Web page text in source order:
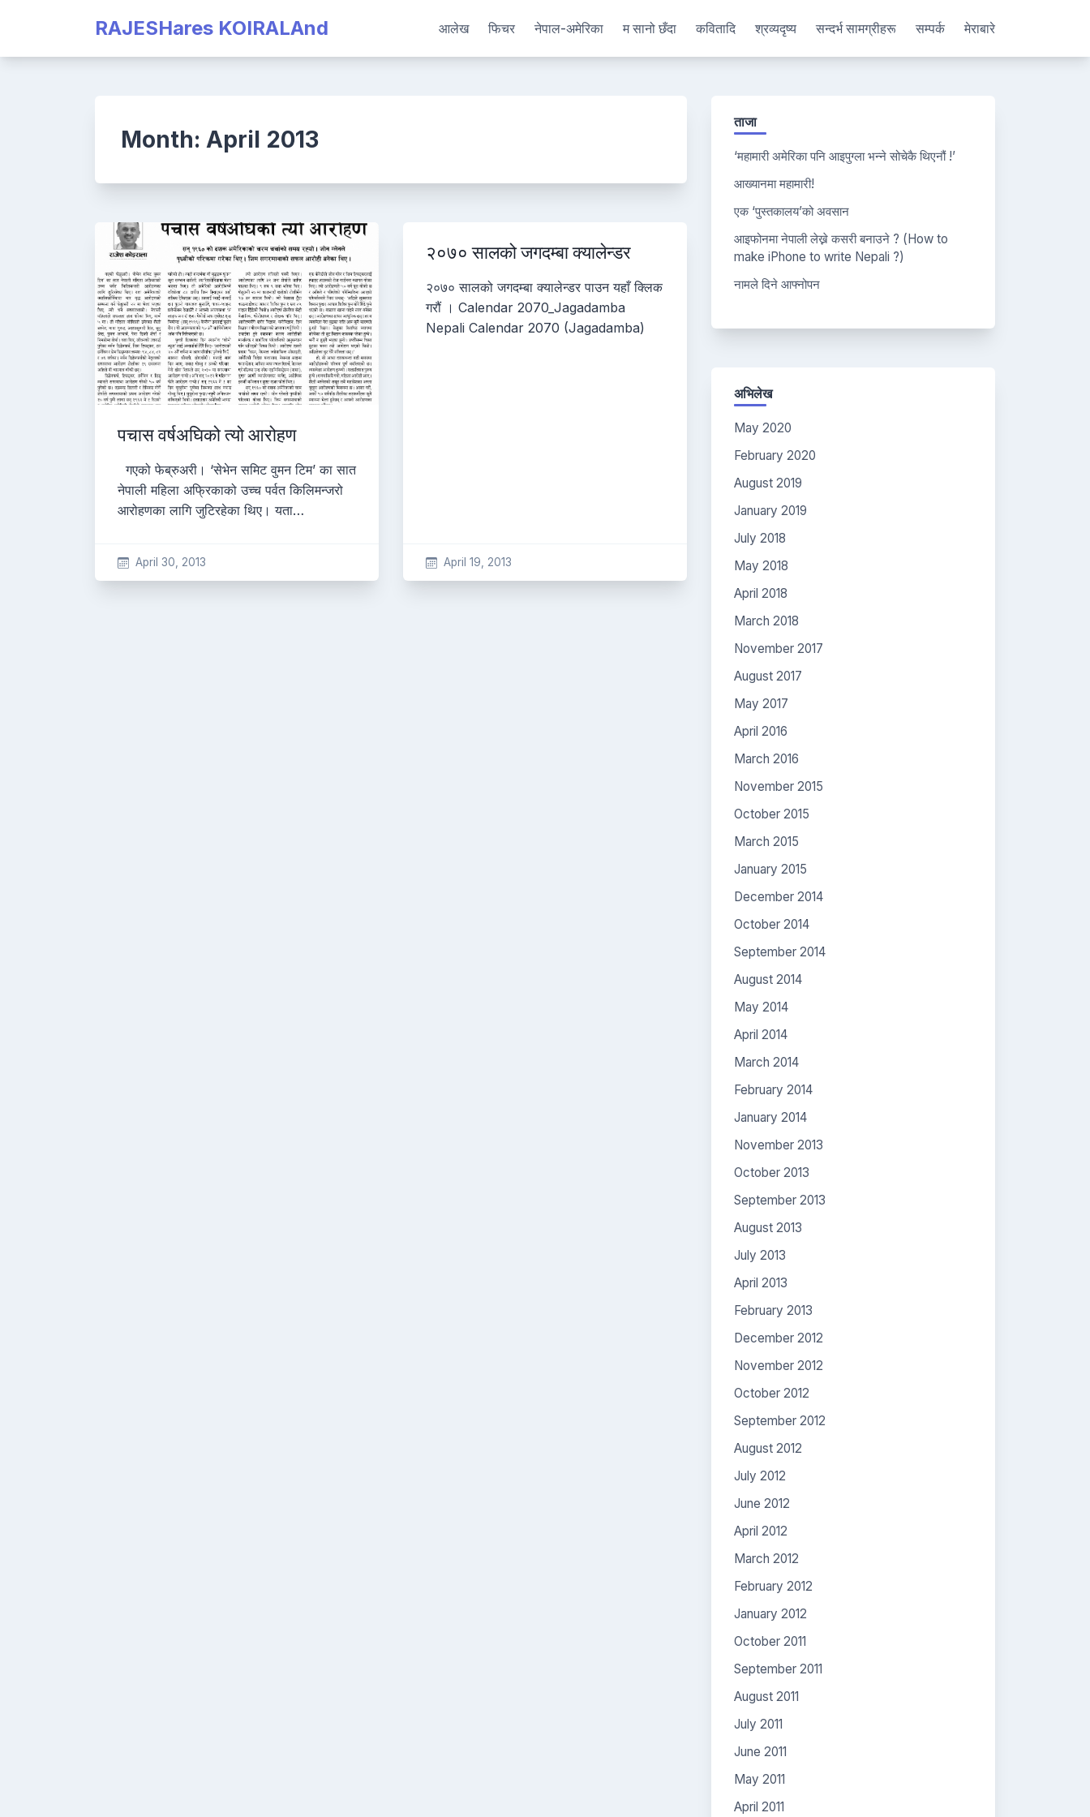
RAJESHares KOIRALAnd आलेख फिचर नेपाल-अमेरिका म सानो छँदा कवितादि श्रव्यदृष्य सन्दर्भ सामग्रीहरू सम्पर्क मेराबारे
Month: April 2013
पचास वर्षअघिको त्यो आरोहण
गएको फेब्रुअरी। ‘सेभेन समिट वुमन टिम’ का सात
नेपाली महिला अफ्रिकाको उच्च पर्वत किलिमन्जरो
आरोहणका लागि जुटिरहेका थिए। यता…
April 30, 2013
२०७० सालको जगदम्बा क्यालेन्डर
२०७० सालको जगदम्बा क्यालेन्डर पाउन यहाँ क्लिक
गरौं । Calendar 2070_Jagadamba
Nepali Calendar 2070 (Jagadamba)
April 19, 2013
ताजा
‘महामारी अमेरिका पनि आइपुग्ला भन्ने सोचेकै थिएनौं !’
आख्यानमा महामारी!
एक ‘पुस्तकालय’को अवसान
आइफोनमा नेपाली लेख्ने कसरी बनाउने ? (How to
make iPhone to write Nepali ?)
नामले दिने आफ्नोपन
अभिलेख
May 2020
February 2020
August 2019
January 2019
July 2018
May 2018
April 2018
March 2018
November 2017
August 2017
May 2017
April 2016
March 2016
November 2015
October 2015
March 2015
January 2015
December 2014
October 2014
September 2014
August 2014
May 2014
April 2014
March 2014
February 2014
January 2014
November 2013
October 2013
September 2013
August 2013
July 2013
April 2013
February 2013
December 2012
November 2012
October 2012
September 2012
August 2012
July 2012
June 2012
April 2012
March 2012
February 2012
January 2012
October 2011
September 2011
August 2011
July 2011
June 2011
May 2011
April 2011